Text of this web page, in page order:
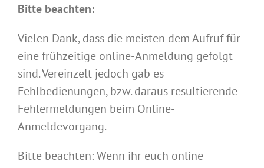
Bitte beachten:
Vielen Dank, dass die meisten dem Aufruf für
eine frühzeitige online-Anmeldung gefolgt
sind. Vereinzelt jedoch gab es
Fehlbedienungen, bzw. daraus resultierende
Fehlermeldungen beim Online-
Anmeldevorgang.
Bitte beachten: Wenn ihr euch online